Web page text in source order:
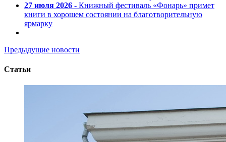
27 июля 2026 - Книжный фестиваль «Фонарь» примет
книги в хорошем состоянии на благотворительную
ярмарку
Предыдущие новости
Статьи